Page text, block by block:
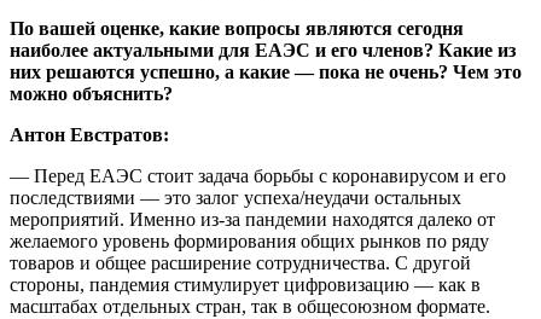
По вашей оценке, какие вопросы являются сегодня
наиболее актуальными для ЕАЭС и его членов? Какие из
них решаются успешно, а какие — пока не очень? Чем это
можно объяснить?
Антон Евстратов:
— Перед ЕАЭС стоит задача борьбы с коронавирусом и его
последствиями — это залог успеха/неудачи остальных
мероприятий. Именно из-за пандемии находятся далеко от
желаемого уровень формирования общих рынков по ряду
товаров и общее расширение сотрудничества. С другой
стороны, пандемия стимулирует цифровизацию — как в
масштабах отдельных стран, так в общесоюзном формате.